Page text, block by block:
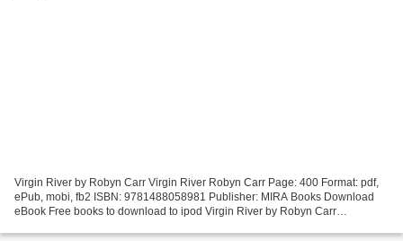
Virgin River by Robyn Carr Virgin River Robyn Carr Page: 400 Format: pdf,
ePub, mobi, fb2 ISBN: 9781488058981 Publisher: MIRA Books Download
eBook Free books to download to ipod Virgin River by Robyn Carr